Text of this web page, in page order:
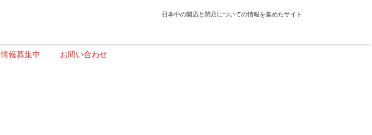
日本中の開店と閉店についての情報を集めたサイト
情報募集中 お問い合わせ